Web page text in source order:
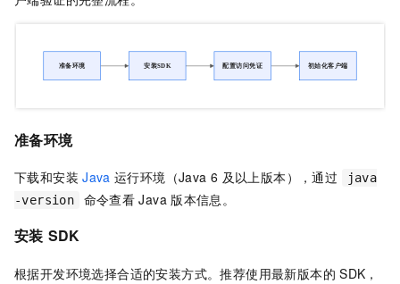
准备环境
下载和安装 Java 运行环境（Java 6 及以上版本），通过
java
-version
命令查看 Java 版本信息。
安装 SDK
根据开发环境选择合适的安装方式。推荐使用最新版本的 SDK，